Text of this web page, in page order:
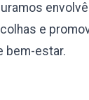
e
bem-estar.